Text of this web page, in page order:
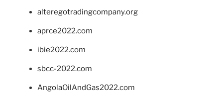
alteregotradingcompany.org
aprce2022.com
ibie2022.com
sbcc-2022.com
AngolaOilAndGas2022.com